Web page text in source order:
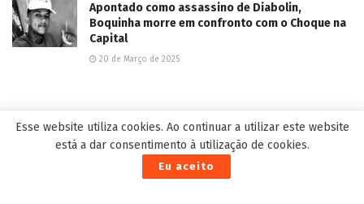
Apontado como assassino de Diabolin,
Boquinha morre em confronto com o Choque na
Capital
20 de Março de 2025
EDITOR'S PICK
Esse website utiliza cookies. Ao continuar a utilizar este website
está a dar consentimento à utilização de cookies.
Eu aceito